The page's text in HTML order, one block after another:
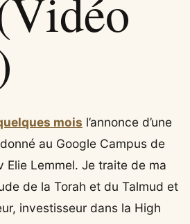
mois l’annonce d’une
au Google Campus de
Elie Lemmel. Je traite de ma
de la Torah et du Talmud et
investisseur dans la High